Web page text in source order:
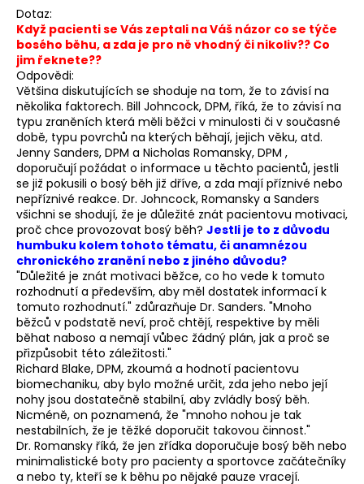
Dotaz:
Když pacienti se Vás zeptali na Váš názor co se týče
bosého běhu, a zda je pro ně vhodný či nikoliv?? Co
jim řeknete??
Odpovědi:
Většina diskutujících se shoduje na tom, že to závisí na
několika faktorech. Bill Johncock, DPM, říká, že to závisí na
typu zraněních která měli běžci v minulosti či v současné
době, typu povrchů na kterých běhají, jejich věku, atd.
Jenny Sanders, DPM a Nicholas Romansky, DPM ,
doporučují požádat o informace u těchto pacientů, jestli
se již pokusili o bosý běh již dříve, a zda mají příznivé nebo
nepříznivé reakce. Dr. Johncock, Romansky a Sanders
všichni se shodují, že je důležité znát pacientovu motivaci,
proč chce provozovat bosý běh? Jestli je to z důvodu
humbuku kolem tohoto tématu, či anamnézou
chronického zranění nebo z jiného důvodu?
"Důležité je znát motivaci běžce, co ho vede k tomuto
rozhodnutí a především, aby měl dostatek informací k
tomuto rozhodnutí." zdůrazňuje Dr. Sanders. "Mnoho
běžců v podstatě neví, proč chtějí, respektive by měli
běhat naboso a nemají vůbec žádný plán, jak a proč se
přizpůsobit této záležitosti."
Richard Blake, DPM, zkoumá a hodnotí pacientovu
biomechaniku, aby bylo možné určit, zda jeho nebo její
nohy jsou dostatečně stabilní, aby zvládly bosý běh.
Nicméně, on poznamená, že "mnoho nohou je tak
nestabilních, že je těžké doporučit takovou činnost."
Dr. Romansky říká, že jen zřídka doporučuje bosý běh nebo
minimalistické boty pro pacienty a sportovce začátečníky
a nebo ty, kteří se k běhu po nějaké pauze vracejí.